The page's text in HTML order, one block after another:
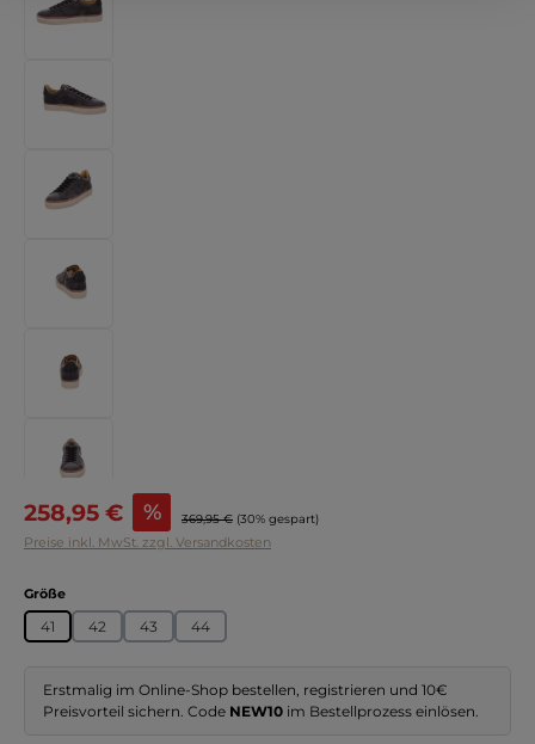
Verkaufspreis:
258,95 € % Regulärer Preis:
369,95 € (30% gespart)
Preise inkl. MwSt. zzgl. Versandkosten
Größeauswählen
41 42 43 44
Erstmalig im Online-Shop bestellen, registrieren und 10€
Preisvorteil sichern. Code NEW10 im Bestellprozess einlösen.